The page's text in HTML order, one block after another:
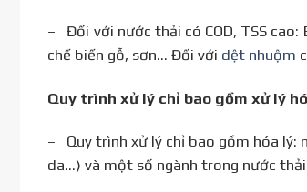
– Đối với nước thải có COD, TSS
chế biến gỗ, sơn… Đối với dệt nhuộm
Quy trình xử lý chỉ bao gồm xử lý
– Quy trình xử lý chỉ bao gồm hóa lý:
da…) và một số ngành trong nước